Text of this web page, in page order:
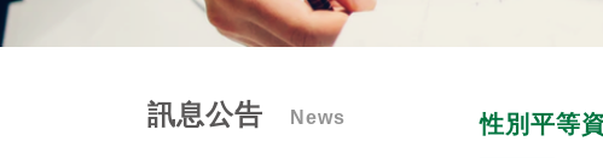
訊息公告 News 性別平等